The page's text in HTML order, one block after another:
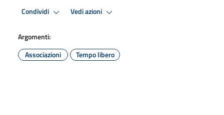
Condividi Vedi azioni
Argomenti:
Associazioni
Tempo libero